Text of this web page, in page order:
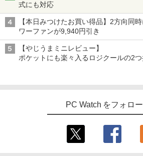
式にも対応
【本日みつけたお買い得品】2方向同
ワーファンが9,940円引き
【やじうまミニレビュー】
ポケットにも楽々入るロジクールの2
PC Watch をフォロ